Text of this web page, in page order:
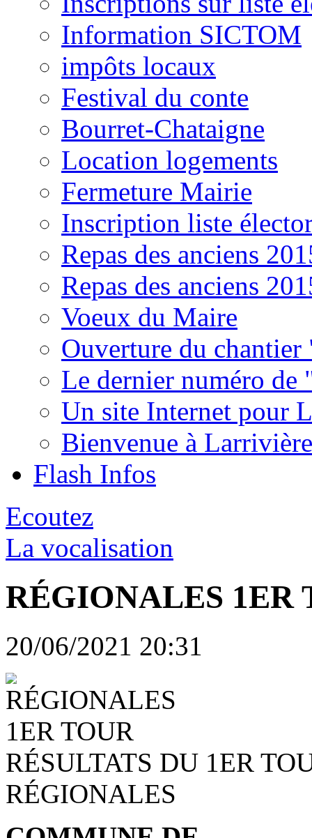
Information SICTOM
impôts locaux
Festival du conte
Bourret-Chataigne
Location logements
Fermeture Mairie
Inscription liste
Repas des anciens
Repas des anciens
Voeux du Maire
Ouverture du
Le dernier numéro de
Un site Internet pour
Bienvenue à
Flash Infos
Ecoutez
La vocalisation
RÉGIONALES 1ER
20/06/2021 20:31
RÉSULTATS DU 1ER
RÉGIONALES